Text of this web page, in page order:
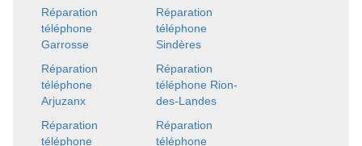
Réparation
téléphone
Garrosse
Réparation
téléphone
Sindères
Réparation
téléphone
Arjuzanx
Réparation
téléphone Rion-
des-Landes
Réparation
téléphone
Réparation
téléphone